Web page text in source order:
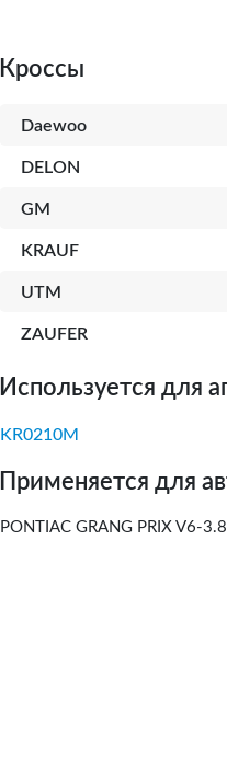
Кроссы
Daewoo
DELON
GM
KRAUF
UTM
ZAUFER
Используется для
KR0210M
Применяется для
PONTIAC GRANG PRIX V6-